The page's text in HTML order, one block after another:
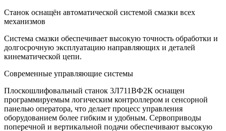
Станок оснащён автоматической системой смазки всех
механизмов
Система смазки обеспечивает высокую точность обработки и
долгосрочную эксплуатацию направляющих и деталей
кинематической цепи.
Современные управляющие системы
Плоскошлифовальный станок 3Л711ВФ2К оснащен
программируемым логическим контроллером и сенсорной
панелью оператора, что делает процесс управления
оборудованием более гибким и удобным. Сервоприводы
поперечной и вертикальной подачи обеспечивают высокую